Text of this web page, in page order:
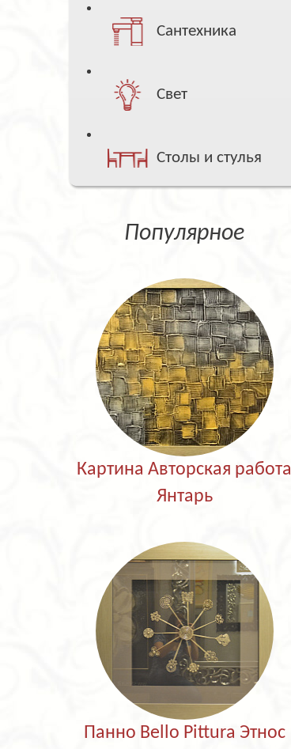
Сантехника
Свет
Столы и стулья
Популярное
Картина Авторская работа
Янтарь
Панно Bello Pittura Этнос